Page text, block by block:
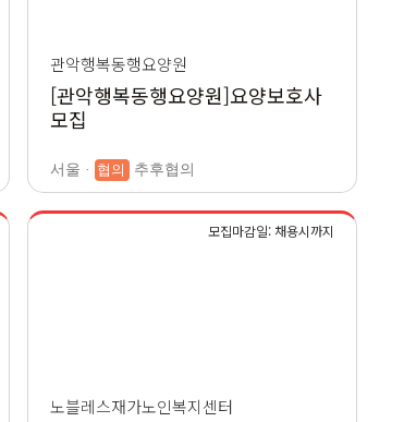
관악행복동행요양원
[관악행복동행요양원]요양보호사
모집
서울 · 협의 추후협의
모집마감일: 채용시까지
노블레스재가노인복지센터